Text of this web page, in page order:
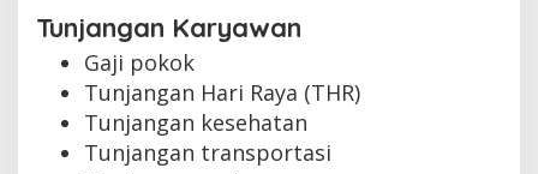
Tunjangan Karyawan
Gaji pokok
Tunjangan Hari Raya (THR)
Tunjangan kesehatan
Tunjangan transportasi